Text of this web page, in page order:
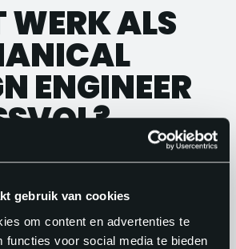
gebruik van cookies
om content en advertenties te
functies voor social media te bieden
WERK ALS
ENGINEER
deadlines en technische
Goede werkgevers
heldere planning en